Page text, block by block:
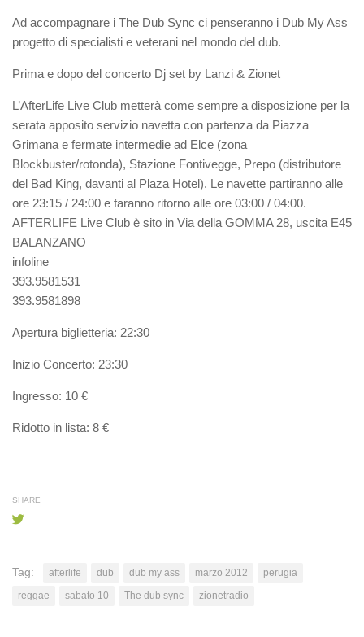
Ad accompagnare i The Dub Sync ci penseranno i Dub My Ass
progetto di specialisti e veterani nel mondo del dub.
Prima e dopo del concerto Dj set by Lanzi & Zionet
L’AfterLife Live Club metterà come sempre a disposizione per la
serata apposito servizio navetta con partenza da Piazza
Grimana e fermate intermedie ad Elce (zona
Blockbuster/rotonda), Stazione Fontivegge, Prepo (distributore
del Bad King, davanti al Plaza Hotel). Le navette partiranno alle
ore 23:15 / 24:00 e faranno ritorno alle ore 03:00 / 04:00.
AFTERLIFE Live Club è sito in Via della GOMMA 28, uscita E45
BALANZANO
infoline
393.9581531
393.9581898
Apertura biglietteria: 22:30
Inizio Concerto: 23:30
Ingresso: 10 €
Ridotto in lista: 8 €
SHARE
Tag: afterlife dub dub my ass marzo 2012
perugia
reggae
sabato 10 The dub sync zionetradio